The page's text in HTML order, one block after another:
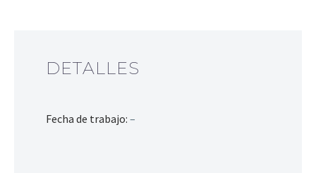
DETALLES
Fecha de trabajo: –